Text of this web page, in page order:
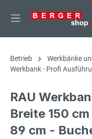
springen
Betrieb
Werkbänke
Werkbank - Profi
RAU
Breite 150
89 cm -